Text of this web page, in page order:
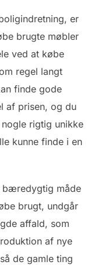
er
brugte møbler
ved at købe
regel langt
finde gode
af prisen, og du
rigtig unikke
kunne finde i en
bæredygtig måde
brugt, undgår
affald, som
af nye
de gamle ting